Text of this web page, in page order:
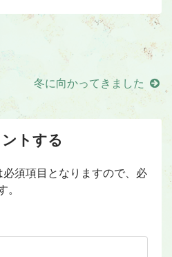
冬に向かってきました
トする
須項目となりますので、必